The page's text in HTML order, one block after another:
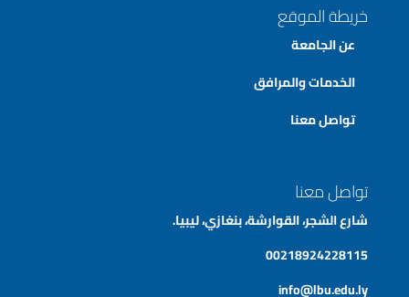
خريطة الموقع
عن الجامعة
الخدمات والمرافق
تواصل معنا
تواصل معنا
شارع الشجر، القوارشة، بنغازي، ليبيا.
00218924228115
info@lbu.edu.ly